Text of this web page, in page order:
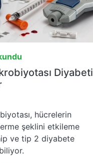
Diyabeti
hücrelerin
şeklini etkileme
ve tip 2 diyabete